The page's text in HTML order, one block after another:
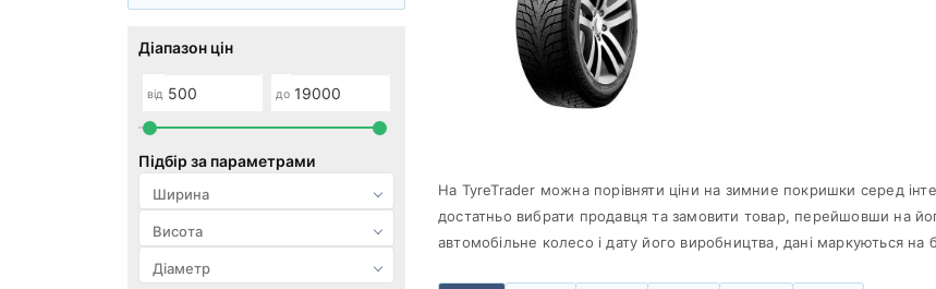
На TyreTrader можна порівняти ціни на зимние покришки серед
достатньо вибрати продавця та замовити товар, перейшовши на
автомобільне колесо і дату його виробництва, дані маркуються на
Діапазон цін
від до
Підбір за параметрами